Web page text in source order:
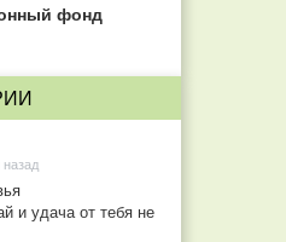
фонд
и удача от тебя не